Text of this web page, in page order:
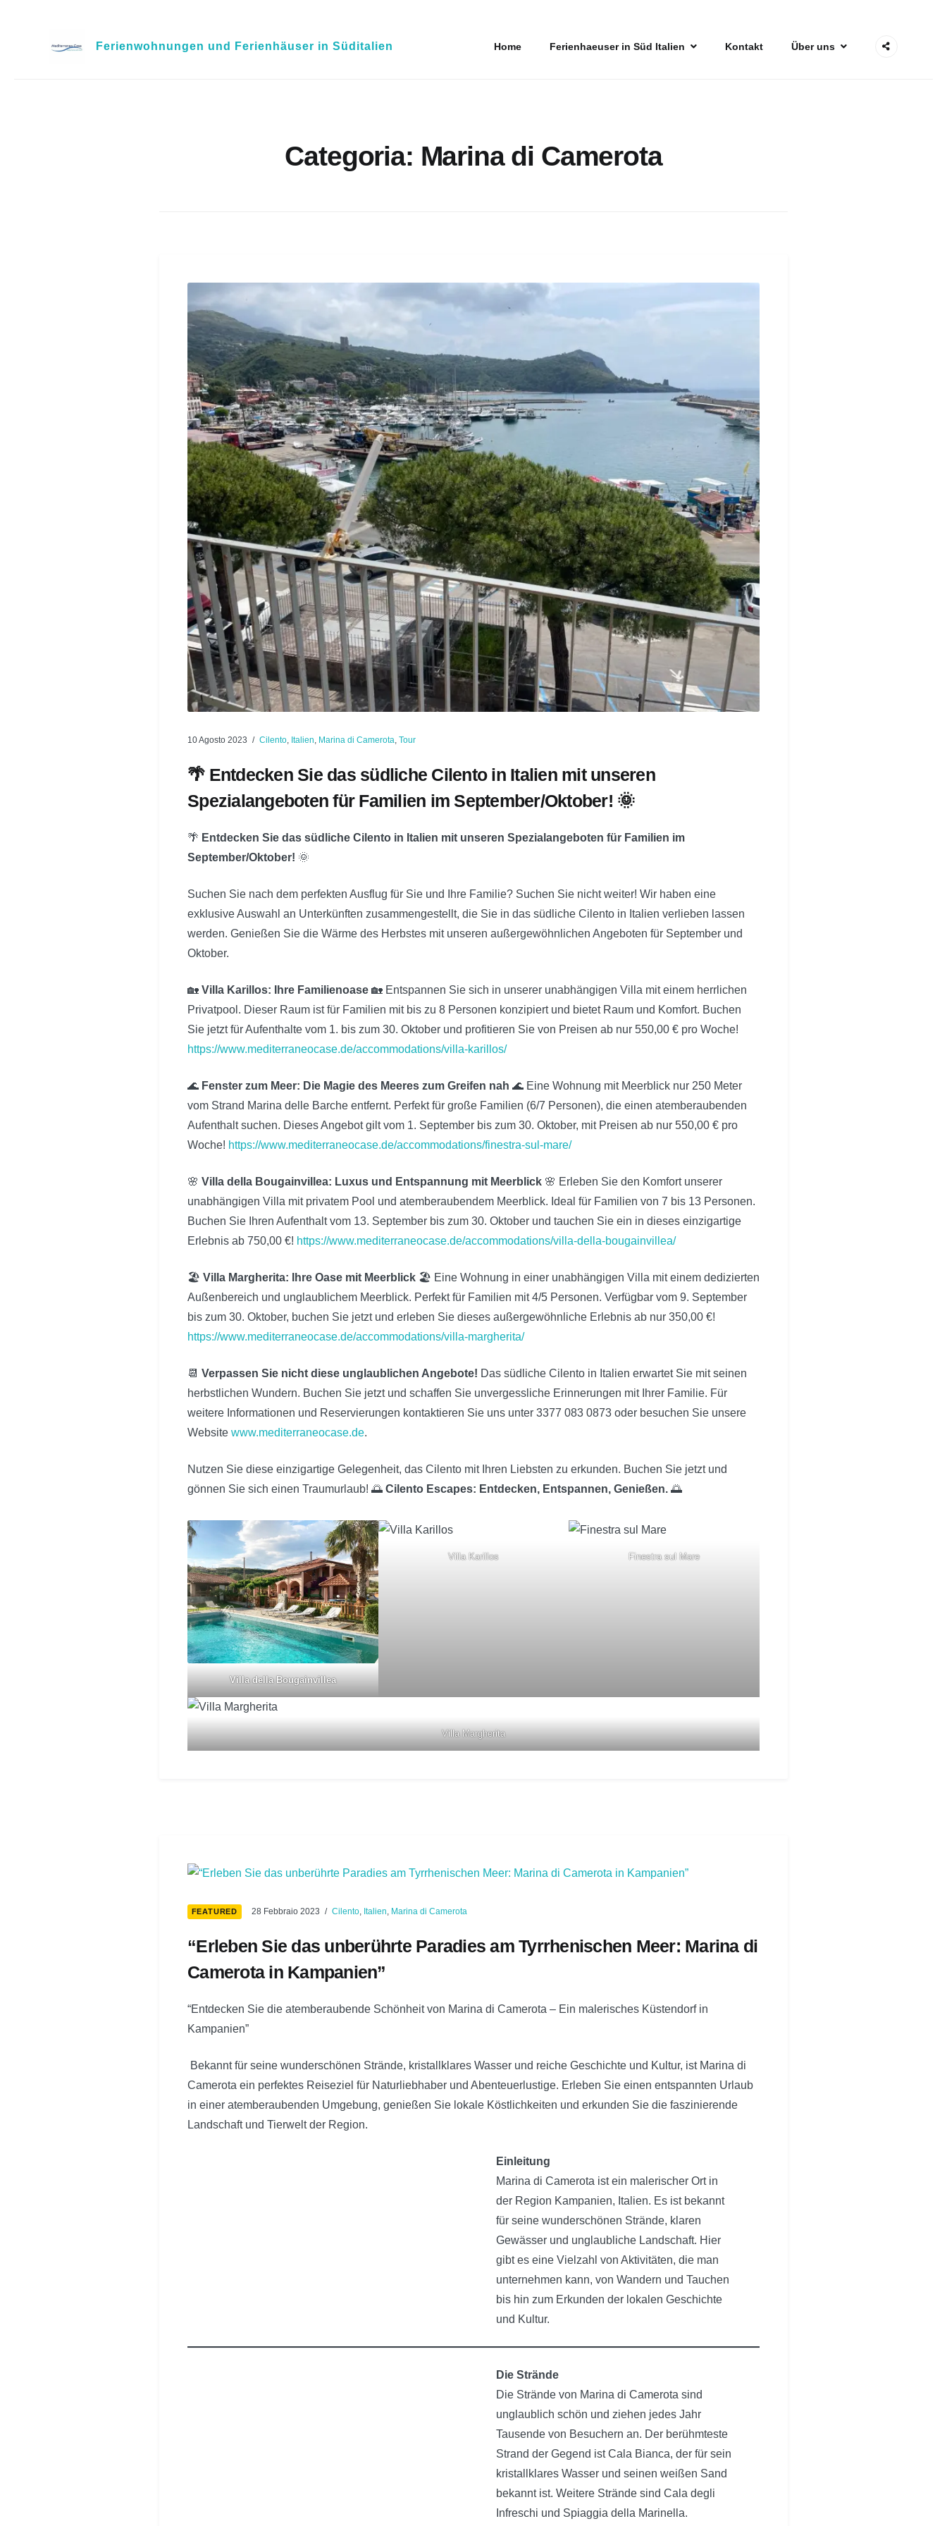
Ferienwohnungen und Ferienhäuser in Süditalien Home Ferienhaeuser in Süd Italien Kontakt Über uns
Categoria: Marina di Camerota
10 Agosto 2023 Cilento, Italien, Marina di Camerota, Tour
🌴 Entdecken Sie das südliche Cilento in Italien mit unseren
Spezialangeboten für Familien im September/Oktober! 🌞
🌴 Entdecken Sie das südliche Cilento in Italien mit unseren Spezialangeboten für Familien im
September/Oktober! 🌞
Suchen Sie nach dem perfekten Ausflug für Sie und Ihre Familie? Suchen Sie nicht weiter! Wir haben eine
exklusive Auswahl an Unterkünften zusammengestellt, die Sie in das südliche Cilento in Italien verlieben lassen
werden. Genießen Sie die Wärme des Herbstes mit unseren außergewöhnlichen Angeboten für September und
Oktober.
🏡 Villa Karillos: Ihre Familienoase 🏡 Entspannen Sie sich in unserer unabhängigen Villa mit einem herrlichen
Privatpool. Dieser Raum ist für Familien mit bis zu 8 Personen konzipiert und bietet Raum und Komfort. Buchen
Sie jetzt für Aufenthalte vom 1. bis zum 30. Oktober und profitieren Sie von Preisen ab nur 550,00 € pro Woche!
https://www.mediterraneocase.de/accommodations/villa-karillos/
🌊 Fenster zum Meer: Die Magie des Meeres zum Greifen nah 🌊 Eine Wohnung mit Meerblick nur 250 Meter
vom Strand Marina delle Barche entfernt. Perfekt für große Familien (6/7 Personen), die einen atemberaubenden
Aufenthalt suchen. Dieses Angebot gilt vom 1. September bis zum 30. Oktober, mit Preisen ab nur 550,00 € pro
Woche! https://www.mediterraneocase.de/accommodations/finestra-sul-mare/
🌸 Villa della Bougainvillea: Luxus und Entspannung mit Meerblick 🌸 Erleben Sie den Komfort unserer
unabhängigen Villa mit privatem Pool und atemberaubendem Meerblick. Ideal für Familien von 7 bis 13 Personen.
Buchen Sie Ihren Aufenthalt vom 13. September bis zum 30. Oktober und tauchen Sie ein in dieses einzigartige
Erlebnis ab 750,00 €! https://www.mediterraneocase.de/accommodations/villa-della-bougainvillea/
🏖️ Villa Margherita: Ihre Oase mit Meerblick 🏖️ Eine Wohnung in einer unabhängigen Villa mit einem dedizierten
Außenbereich und unglaublichem Meerblick. Perfekt für Familien mit 4/5 Personen. Verfügbar vom 9. September
bis zum 30. Oktober, buchen Sie jetzt und erleben Sie dieses außergewöhnliche Erlebnis ab nur 350,00 €!
https://www.mediterraneocase.de/accommodations/villa-margherita/
📆 Verpassen Sie nicht diese unglaublichen Angebote! Das südliche Cilento in Italien erwartet Sie mit seinen
herbstlichen Wundern. Buchen Sie jetzt und schaffen Sie unvergessliche Erinnerungen mit Ihrer Familie. Für
weitere Informationen und Reservierungen kontaktieren Sie uns unter 3377 083 0873 oder besuchen Sie unsere
Website www.mediterraneocase.de.
Nutzen Sie diese einzigartige Gelegenheit, das Cilento mit Ihren Liebsten zu erkunden. Buchen Sie jetzt und
gönnen Sie sich einen Traumurlaub! 🌅 Cilento Escapes: Entdecken, Entspannen, Genießen. 🌅
Villa della Bougainvillea
Villa Karillos Finestra sul Mare
Villa Margherita
FEATURED 28 Febbraio 2023 Cilento, Italien, Marina di Camerota
“Erleben Sie das unberührte Paradies am Tyrrhenischen Meer: Marina di
Camerota in Kampanien”
“Entdecken Sie die atemberaubende Schönheit von Marina di Camerota – Ein malerisches Küstendorf in
Kampanien”
Bekannt für seine wunderschönen Strände, kristallklares Wasser und reiche Geschichte und Kultur, ist Marina di
Camerota ein perfektes Reiseziel für Naturliebhaber und Abenteuerlustige. Erleben Sie einen entspannten Urlaub
in einer atemberaubenden Umgebung, genießen Sie lokale Köstlichkeiten und erkunden Sie die faszinierende
Landschaft und Tierwelt der Region.
Einleitung
Marina di Camerota ist ein malerischer Ort in
der Region Kampanien, Italien. Es ist bekannt
für seine wunderschönen Strände, klaren
Gewässer und unglaubliche Landschaft. Hier
gibt es eine Vielzahl von Aktivitäten, die man
unternehmen kann, von Wandern und Tauchen
bis hin zum Erkunden der lokalen Geschichte
und Kultur.
Die Strände
Die Strände von Marina di Camerota sind
unglaublich schön und ziehen jedes Jahr
Tausende von Besuchern an. Der berühmteste
Strand der Gegend ist Cala Bianca, der für sein
kristallklares Wasser und seinen weißen Sand
bekannt ist. Weitere Strände sind Cala degli
Infreschi und Spiaggia della Marinella.